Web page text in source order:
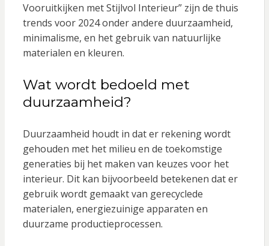
Vooruitkijken met Stijlvol Interieur” zijn de thuis
trends voor 2024 onder andere duurzaamheid,
minimalisme, en het gebruik van natuurlijke
materialen en kleuren.
Wat wordt bedoeld met
duurzaamheid?
Duurzaamheid houdt in dat er rekening wordt
gehouden met het milieu en de toekomstige
generaties bij het maken van keuzes voor het
interieur. Dit kan bijvoorbeeld betekenen dat er
gebruik wordt gemaakt van gerecyclede
materialen, energiezuinige apparaten en
duurzame productieprocessen.